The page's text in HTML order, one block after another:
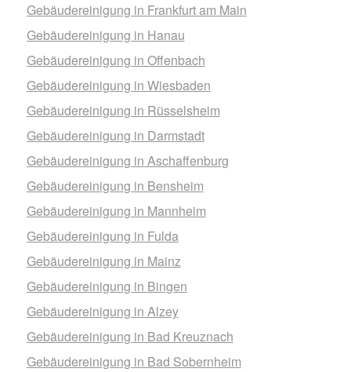
Gebäudereinigung in Frankfurt am Main
Gebäudereinigung in Hanau
Gebäudereinigung in Offenbach
Gebäudereinigung in Wiesbaden
Gebäudereinigung in Rüsselsheim
Gebäudereinigung in Darmstadt
Gebäudereinigung in Aschaffenburg
Gebäudereinigung in Bensheim
Gebäudereinigung in Mannheim
Gebäudereinigung in Fulda
Gebäudereinigung in Mainz
Gebäudereinigung in Bingen
Gebäudereinigung in Alzey
Gebäudereinigung in Bad Kreuznach
Gebäudereinigung in Bad Sobernheim